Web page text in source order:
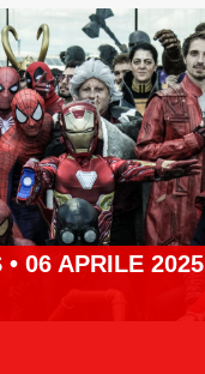
• 06 APRILE 2025